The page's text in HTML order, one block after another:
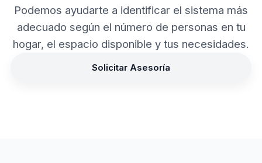
Podemos ayudarte a identificar el sistema más
adecuado según el número de personas en tu
hogar, el espacio disponible y tus necesidades.
Solicitar Asesoría